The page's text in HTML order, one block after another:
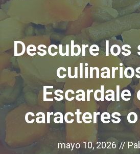
Descubre los
Escardale
caracteres
mayo 10, 2026 //